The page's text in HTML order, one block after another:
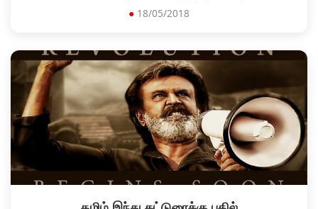
● 18/05/2018